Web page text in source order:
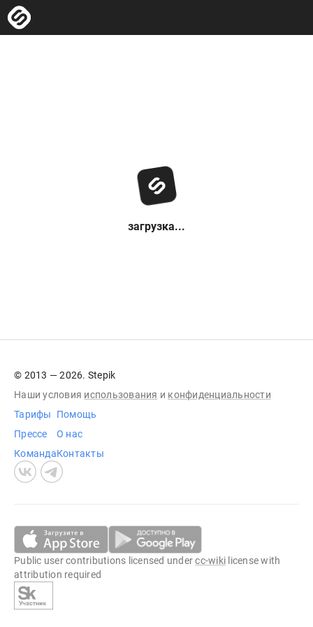
загрузка...
© 2013 — 2026. Stepik
Наши условия использования и конфиденциальности
Тарифы
Прессе
Команда
Помощь
О нас
Контакты
Public user contributions licensed undercc-wiki license with
attribution required